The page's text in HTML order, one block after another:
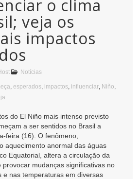
o clima
veja os
impactos
Notícias
esperados impactos influenciar Niño
do El Niño mais intenso previsto
a ser sentidos no Brasil a
feira (16). O fenômeno,
aquecimento anormal das águas
Equatorial, altera a circulação da
provocar mudanças significativas no
e nas temperaturas em diversas